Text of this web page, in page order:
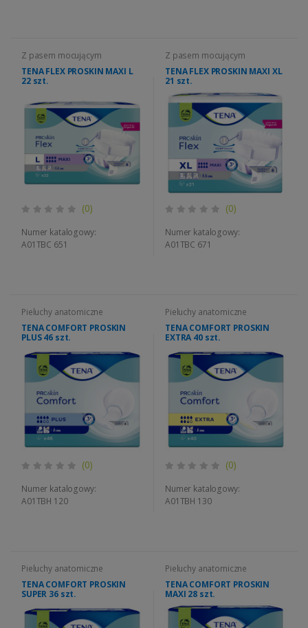
Z pasem mocującym
TENA FLEX PROSKIN MAXI L
22 szt.
(0)
Numer katalogowy:
A01TBC 651
Z pasem mocującym
TENA FLEX PROSKIN MAXI XL
21 szt.
(0)
Numer katalogowy:
A01TBC 671
Pieluchy anatomiczne
TENA COMFORT PROSKIN
PLUS 46 szt.
(0)
Numer katalogowy:
A01TBH 120
Pieluchy anatomiczne
TENA COMFORT PROSKIN
EXTRA 40 szt.
(0)
Numer katalogowy:
A01TBH 130
Pieluchy anatomiczne
TENA COMFORT PROSKIN
SUPER 36 szt.
Pieluchy anatomiczne
TENA COMFORT PROSKIN
MAXI 28 szt.